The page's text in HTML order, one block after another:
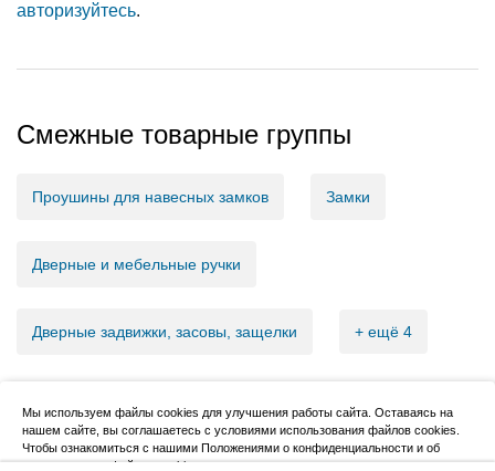
авторизуйтесь.
Смежные товарные группы
Проушины для навесных замков Замки
Дверные и мебельные ручки
Дверные задвижки, засовы, защелки + ещё 4
2007–2026, НовМетиз
Мы используем файлы cookies для улучшения работы сайта. Оставаясь на
нашем сайте, вы соглашаетесь с условиями использования файлов cookies.
Чтобы ознакомиться с нашими Положениями о конфиденциальности и об
использовании файлов cookie,нажмите здесь.